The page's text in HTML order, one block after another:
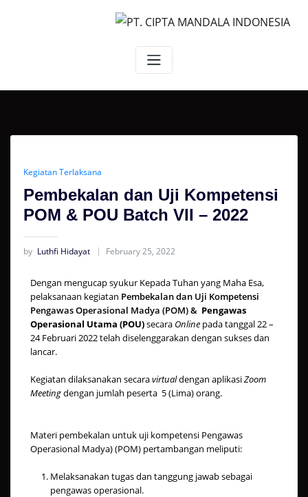
Kegiatan Terlaksana
Pembekalan dan Uji Kompetensi
POM & POU Batch VII – 2022
by Luthfi Hidayat February 25, 2022
Dengan mengucap syukur Kepada Tuhan yang Maha Esa,
pelaksanaan kegiatan Pembekalan dan Uji Kompetensi
Pengawas Operasional Madya (POM) & Pengawas
Operasional Utama (POU)secara Onlinepada tanggal 22 –
24 Februari 2022 telah diselenggarakan dengan sukses dan
lancar.
Kegiatan dilaksanakan secaravirtualdengan aplikasiZoom
Meetingdengan jumlah peserta 5 (Lima) orang.
Materi pembekalan untuk uji kompetensi Pengawas
Operasional Madya) (POM) pertambangan meliputi:
Melaksanakan tugas dan tanggung jawab sebagai
pengawas operasional.